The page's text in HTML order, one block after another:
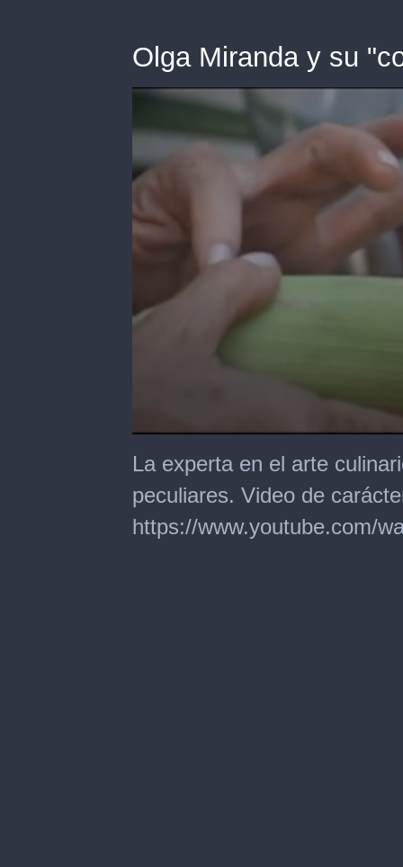
Olga Miranda y su
seconds
of
minutes,
56
seconds
La experta en el arte
peculiares. Video de
https://www.youtube.com/